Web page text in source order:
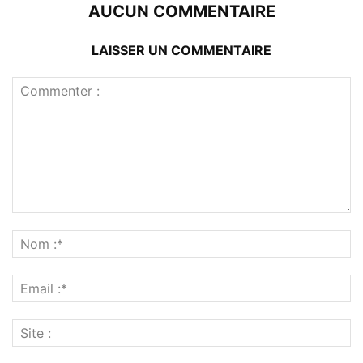
AUCUN COMMENTAIRE
LAISSER UN COMMENTAIRE